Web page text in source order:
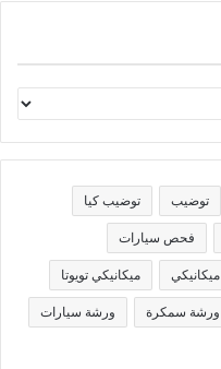
توضيب توضيب كيا
فحص سيارات
ميكانيكي ميكانيكي تويوتا
ورشة سمكرة ورشة سيارات